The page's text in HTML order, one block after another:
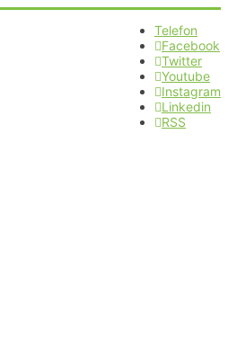
Telefon
Facebook
Twitter
Youtube
Instagram
Linkedin
RSS